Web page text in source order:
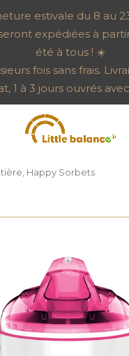
estivale du 8 au
expédiées à
été à tous ! ☀️
fois sans frais.
1 à 3 jours ouvrés
Happy Sorbets